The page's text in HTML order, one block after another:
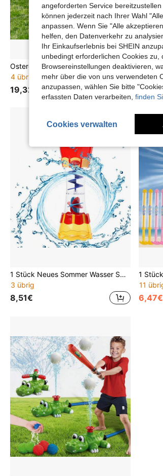
Ostergeschenk für Mädchen, rosa Einhorn Sprinkler Spielzeug, Outdoor Wasserspiel geeignet für Garten und Pool Party
4 übrig
19,32€
1 übrig
1 Stück Neues Sommer Wasser Spiel Rotierender Wasser Leckage Sprüher Badewannen Spielzeug, interaktives Bade Spielzeug für Kinder, perfektes Geschenk für Freund/Freundin, Geburtstag, Party, Pool/Strand Zubehör
3 übrig
8,51€
11
6,47€
angeforderten Service
können jederzeit nach Ihrer Wahl
anpassen. Wenn Sie "Alle
helfen, den Datenverkehr zu
Ihr Einkaufserlebnis bei SHEIN
unbedingt erforderlichen Cookies
Browsereinstellungen deaktivieren,
mehr über die von uns verwendeten
anzupassen, wählen Sie bitte
erfassten Daten verarbeiten, finden
Cookies verwalten